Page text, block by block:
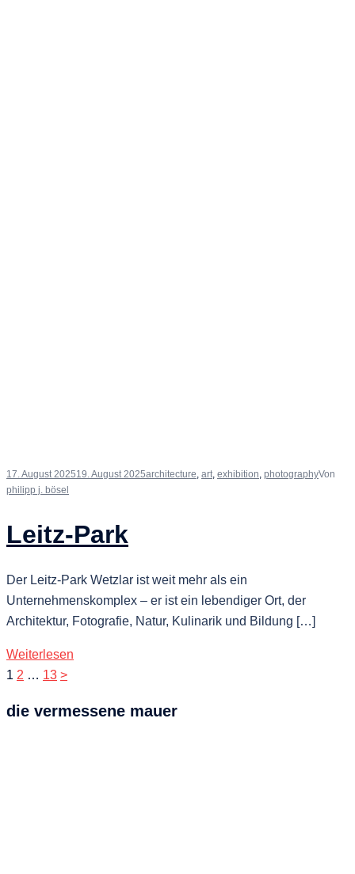
17. August 202519. August 2025architecture, art, exhibition, photographyVon
philipp j. bösel
Leitz-Park
Der Leitz-Park Wetzlar ist weit mehr als ein
Unternehmenskomplex – er ist ein lebendiger Ort, der
Architektur, Fotografie, Natur, Kulinarik und Bildung […]
Weiterlesen
Seitennummerierung
Beiträge
1 2 … 13 >
die vermessene mauer